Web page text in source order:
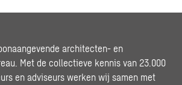
architecten- en
Met de collectieve kennis van 23.000
en adviseurs werken wij samen met